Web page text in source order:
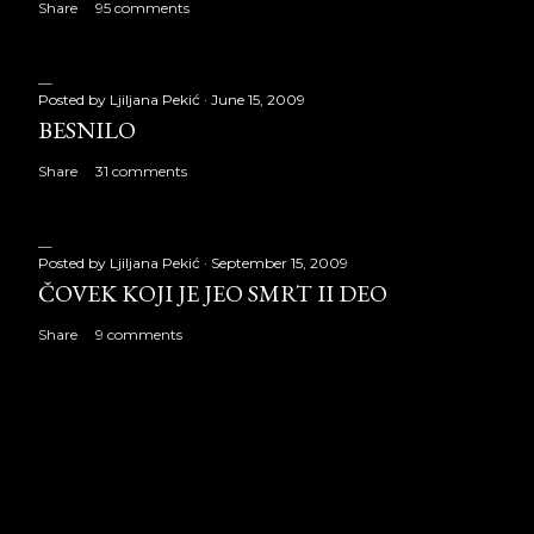
Share 95 comments
Posted by Ljiljana Pekić June 15, 2009
BESNILO
Share 31 comments
Posted by Ljiljana Pekić September 15, 2009
ČOVEK KOJI JE JEO SMRT II DEO
Share 9 comments